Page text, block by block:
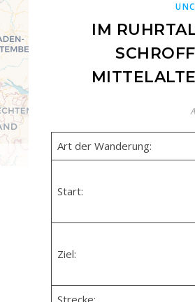
IM
Art der Wanderung:
Start:
Ziel:
Strecke: